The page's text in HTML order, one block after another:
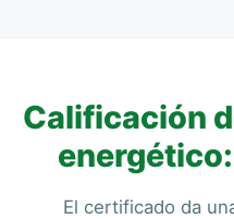
Calificación
energético:
El certificado da